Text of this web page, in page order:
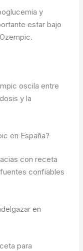
y
estar bajo
oscila entre
y la
en España?
con receta
confiables
en
para